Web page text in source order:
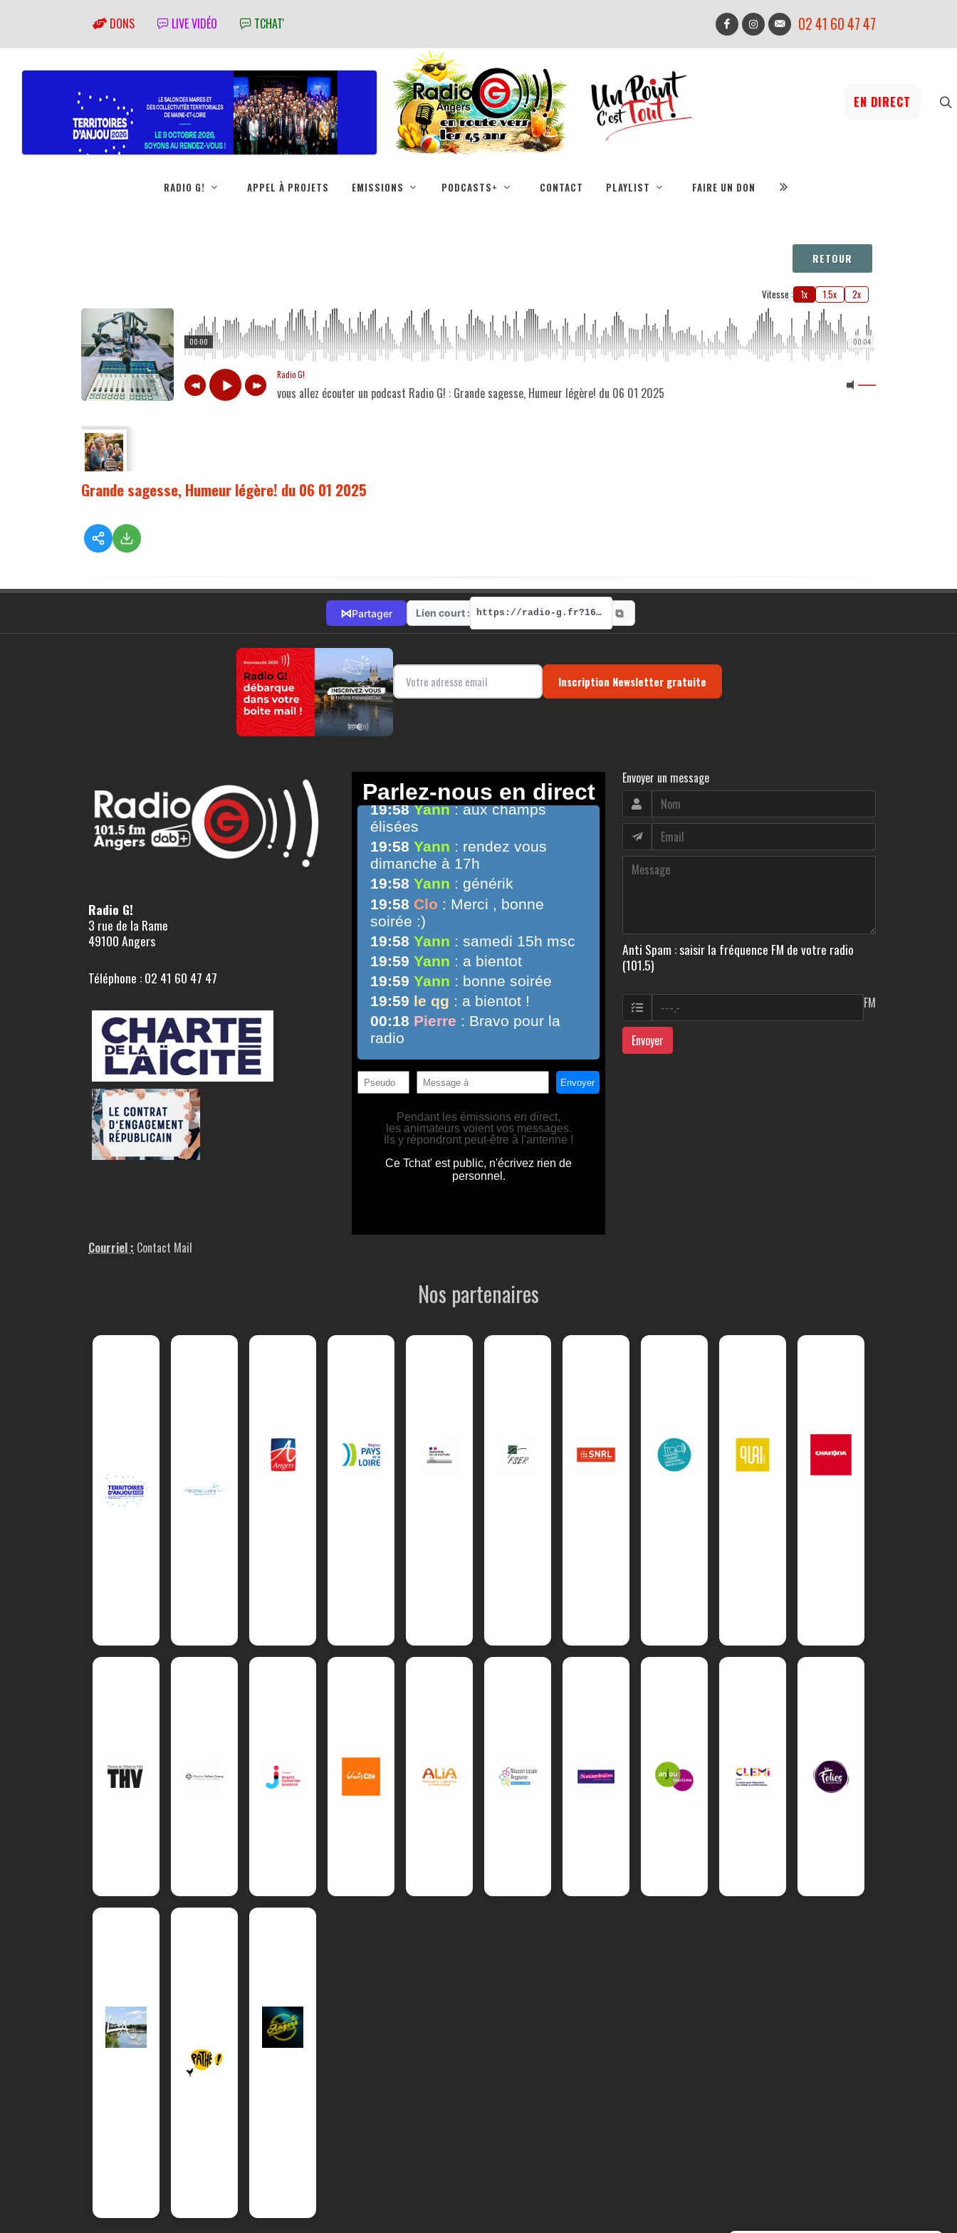
DONS LIVE VIDÉO TCHAT' 02 41 60 47 47
EN DIRECT
RADIO G! APPEL À PROJETS EMISSIONS PODCASTS+ CONTACT PLAYLIST FAIRE UN DON
RETOUR
Vitesse : 1x 1.5x 2x
00:04
00:00
Radio G!
vous allez écouter un podcast Radio G! : Grande sagesse, Humeur légère! du 06 01 2025
Grande sagesse, Humeur légère! du 06 01 2025
⋈Partager Lien court : https://radio-g.fr?16352 ⧉
Inscription Newsletter gratuite
Radio G!
3 rue de la Rame
49100 Angers
Téléphone : 02 41 60 47 47
Courriel : Contact Mail
Envoyer un message
Anti Spam : saisir la fréquence FM de votre radio
(101.5)
FM
Envoyer
Nos partenaires